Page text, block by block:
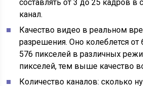
составлять от 3 до 25 кадров в
канал.
Качество видео в реальном
разрешения. Оно колеблется от
576 пикселей в различных
пикселей, тем выше качество
Количество каналов: сколько